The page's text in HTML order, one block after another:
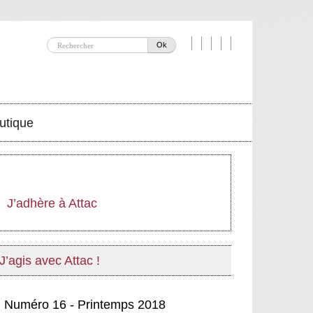
Ok
J’adhère à Attac
J’agis avec Attac !
Numéro 16 - Printemps 2018